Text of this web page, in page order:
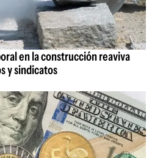
en la construcción reaviva
y sindicatos